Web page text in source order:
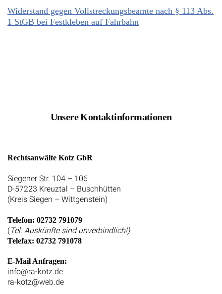
Widerstand gegen Vollstreckungsbeamte nach § 113 Abs.
1 StGB bei Festkleben auf Fahrbahn
Unsere Kontaktinformationen
Rechtsanwälte Kotz GbR
Siegener Str. 104 – 106
D-57223 Kreuztal – Buschhütten
(Kreis Siegen – Wittgenstein)
Telefon: 02732 791079
(Tel. Auskünfte sind unverbindlich!)
Telefax: 02732 791078
E-Mail Anfragen:
info@ra-kotz.de
ra-kotz@web.de